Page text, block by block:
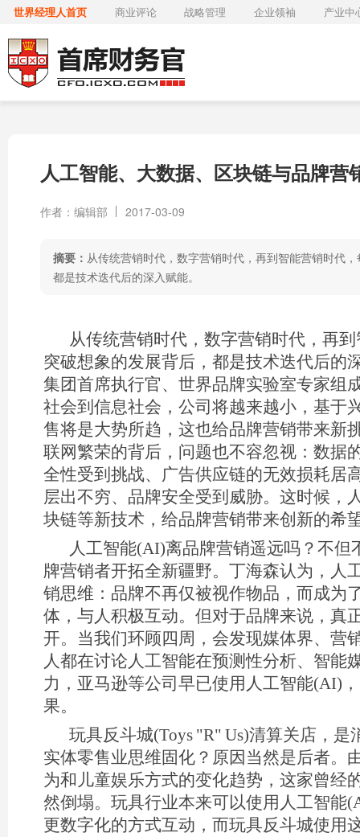
世界经理人首页 商业评论 战略管理 企业领袖 产业中
人工智能、大数据、区块链与品牌营
作者：编辑部 2017-03-09
摘要： 从传统营销时代，数字营销时代，再到智能营销时代
都是技术迭代后的深入赋能。
从传统营销时代，数字营销时代，再
突破想象的发展背后，都是技术迭代后的
集团首席执行官、世界品牌实验室专家组
社会到信息社会，公司将越来越小，基于
售将是大势所趋，这也给品牌营销带来新
联网繁荣的背后，问题也不容忽视：数据
全性受到挑战、广告供应链的无效损耗居
层出不穷、品牌安全受到威胁。这时候，
块链等新技术，给品牌营销带来创新的希
人工智能(AI)离品牌营销遥远吗？不但
牌营销者开拓全新疆野。丁海森认为，人
销思维：品牌不再仅被视作物品，而成为
体，与人积极互动。但对于品牌来说，真
开。当我们环顾四周，会发现媒体界、营
人都在讨论人工智能在预测性分析、智能
力，亚马逊等公司早已使用人工智能(AI)
果。
玩具反斗城(Toys "R" Us)清算关店，是
实体零售业思维固化？原因当然是后者。
为和儿童娱乐方式的变化趋势，这家曾经
然倒塌。玩具行业本来可以使用人工智能
更数字化的方式互动，而玩具反斗城使用